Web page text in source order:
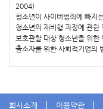
2004)
청소년이 사이버범죄에 빠
청소년의 재비행 과정에 관
보호관찰 대상 청소년을 위
출소자를 위한 사회적기업의
회사소개 이용약관